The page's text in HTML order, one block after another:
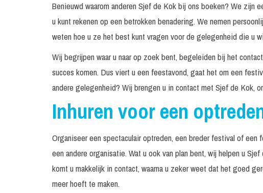
Benieuwd waarom anderen Sjef de Kok bij ons boeken? We zijn
u kunt rekenen op een betrokken benadering. We nemen
weten hoe u ze het best kunt vragen voor de gelegenheid die u
Wij begrijpen waar u naar op zoek bent, begeleiden bij het
succes komen. Dus viert u een feestavond, gaat het om een
andere gelegenheid? Wij brengen u in contact met Sjef de Kok,
Inhuren voor een
Organiseer een spectaculair optreden, een breder festival of
een andere organisatie. Wat u ook van plan bent, wij helpen u
komt u makkelijk in contact, waarna u zeker weet dat het goed
meer hoeft te maken.